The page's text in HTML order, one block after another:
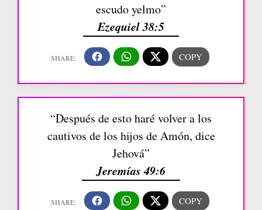
escudo yelmo”
Ezequiel 38:5
“Después de esto haré volver a los
cautivos de los hijos de Amón, dice
Jehová”
Jeremías 49:6